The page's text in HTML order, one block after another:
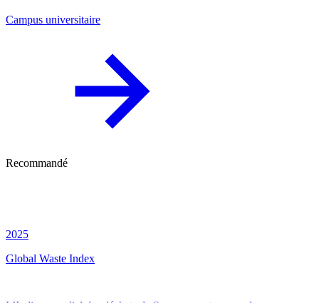
Campus universitaire
Recommandé
2025
Global Waste Index